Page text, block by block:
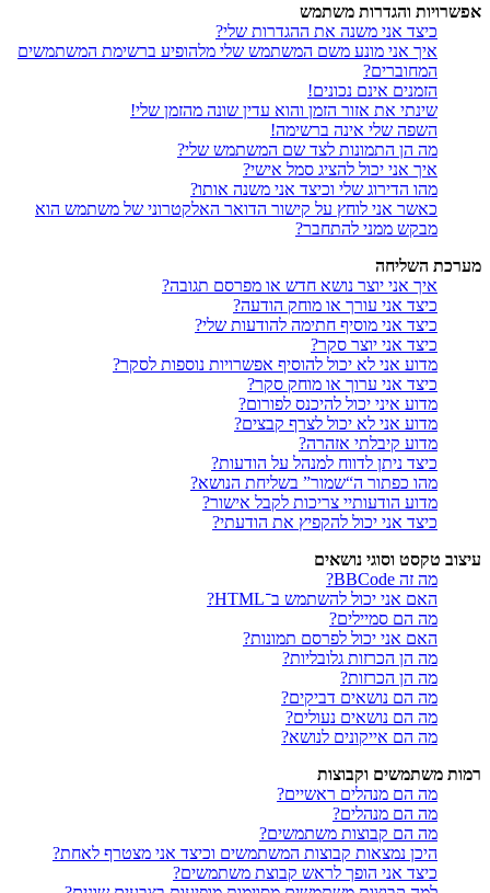
אפשרויות והגדרות משתמש
כיצד אני משנה את ההגדרות שלי?
איך אני מונע משם המשתמש שלי מלהופיע ברשימת המשתמשים
המחוברים?
הזמנים אינם נכונים!
שינתי את אזור הזמן והוא עדין שונה מהזמן שלי!
השפה שלי אינה ברשימה!
מה הן התמונות לצד שם המשתמש שלי?
איך אני יכול להציג סמל אישי?
מהו הדירוג שלי וכיצד אני משנה אותו?
כאשר אני לוחץ על קישור הדואר האלקטרוני של משתמש הוא
מבקש ממני להתחבר?
מערכת השליחה
איך אני יוצר נושא חדש או מפרסם תגובה?
כיצד אני עורך או מוחק הודעה?
כיצד אני מוסיף חתימה להודעות שלי?
כיצד אני יוצר סקר?
מדוע אני לא יכול להוסיף אפשרויות נוספות לסקר?
כיצד אני ערוך או מוחק סקר?
מדוע איני יכול להיכנס לפורום?
מדוע אני לא יכול לצרף קבצים?
מדוע קיבלתי אזהרה?
כיצד ניתן לדווח למנהל על הודעות?
מהו כפתור ה“שמור” בשליחת הנושא?
מדוע הודעותיי צריכות לקבל אישור?
כיצד אני יכול להקפיץ את הודעתי?
עיצוב טקסט וסוגי נושאים
מה זה BBCode?
האם אני יכול להשתמש ב־HTML?
מה הם סמיילים?
האם אני יכול לפרסם תמונות?
מה הן הכרזות גלובליות?
מה הן הכרזות?
מה הם נושאים דביקים?
מה הם נושאים נעולים?
מה הם אייקונים לנושא?
רמות משתמשים וקבוצות
מה הם מנהלים ראשיים?
מה הם מנהלים?
מה הם קבוצות משתמשים?
היכן נמצאות קבוצות המשתמשים וכיצד אני מצטרף לאחת?
כיצד אני הופך לראש קבוצת משתמשים?